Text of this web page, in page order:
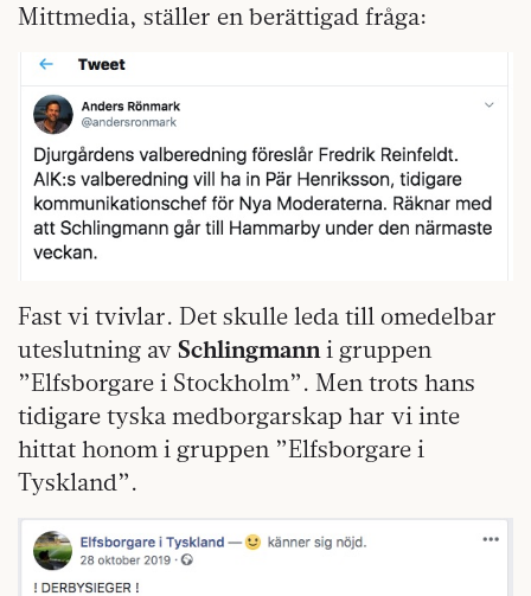
Mittmedia, ställer en berättigad fråga:
Fast vi tvivlar. Det skulle leda till omedelbar
uteslutning av Schlingmann i gruppen
”Elfsborgare i Stockholm”. Men trots hans
tidigare tyska medborgarskap har vi inte
hittat honom i gruppen ”Elfsborgare i
Tyskland”.